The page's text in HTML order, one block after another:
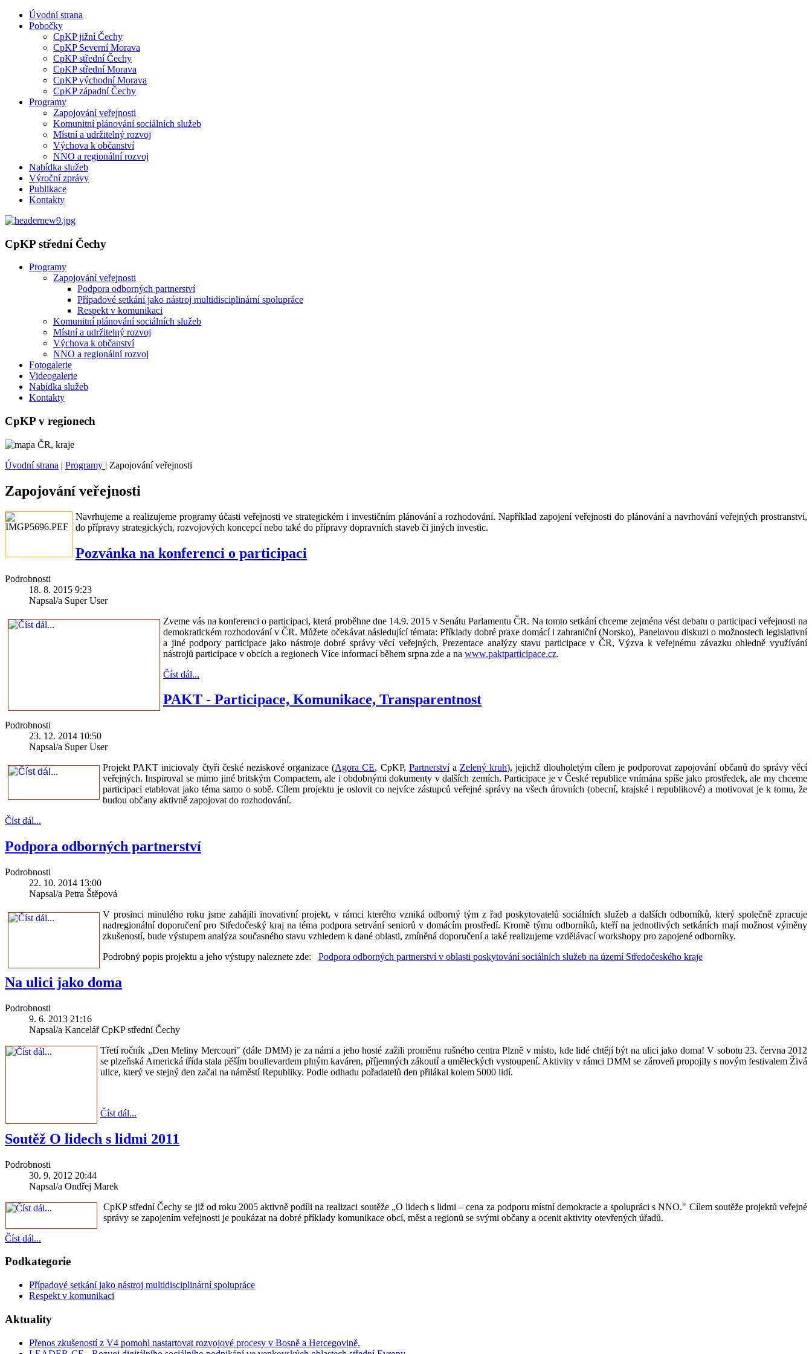
Úvodní strana
Pobočky
CpKP jižní Čechy
CpKP Severní Morava
CpKP střední Čechy
CpKP střední Morava
CpKP východní Morava
CpKP západní Čechy
Programy
Zapojování veřejnosti
Komunitní plánování sociálních služeb
Místní a udržitelný rozvoj
Výchova k občanství
NNO a regionální rozvoj
Nabídka služeb
Výroční zprávy
Publikace
Kontakty
CpKP střední Čechy
Programy
Zapojování veřejnosti
Podpora odborných partnerství
Případové setkání jako nástroj multidisciplinární spolupráce
Respekt v komunikaci
Komunitní plánování sociálních služeb
Místní a udržitelný rozvoj
Výchova k občanství
NNO a regionální rozvoj
Fotogalerie
Videogalerie
Nabídka služeb
Kontakty
CpKP v regionech
Úvodní strana | Programy | Zapojování veřejnosti
Zapojování veřejnosti
Navrhujeme a realizujeme programy účasti veřejnosti ve strategickém i investičním plánování a rozhodování. Například zapojení veřejnosti do plánování a navrhování veřejných prostranství,
do přípravy strategických, rozvojových koncepcí nebo také do přípravy dopravních staveb či jiných investic.
Pozvánka na konferenci o participaci
Podrobnosti
18. 8. 2015 9:23
Napsal/a Super User
Zveme vás na konferenci o participaci, která proběhne dne 14.9. 2015 v Senátu Parlamentu ČR. Na tomto setkání chceme zejména vést debatu o participaci veřejnosti na
demokratickém rozhodování v ČR. Můžete očekávat následující témata: Příklady dobré praxe domácí i zahraniční (Norsko), Panelovou diskuzi o možnostech legislativní
a jiné podpory participace jako nástroje dobré správy věcí veřejných, Prezentace analýzy stavu participace v ČR, Výzva k veřejnému závazku ohledně využívání
nástrojů participace v obcích a regionech Více informací během srpna zde a na www.paktparticipace.cz.
Číst dál...
PAKT - Participace, Komunikace, Transparentnost
Podrobnosti
23. 12. 2014 10:50
Napsal/a Super User
Projekt PAKT iniciovaly čtyři české neziskové organizace (Agora CE, CpKP, Partnerstvía Zelený kruh), jejichž dlouholetým cílem je podporovat zapojování občanů do správy věcí
veřejných. Inspiroval se mimo jiné britským Compactem, ale i obdobnými dokumenty v dalších zemích. Participace je v České republice vnímána spíše jako prostředek, ale my chceme
participaci etablovat jako téma samo o sobě. Cílem projektu je oslovit co nejvíce zástupců veřejné správy na všech úrovních (obecní, krajské i republikové) a motivovat je k tomu, že
budou občany aktivně zapojovat do rozhodování.
Číst dál...
Podpora odborných partnerství
Podrobnosti
22. 10. 2014 13:00
Napsal/a Petra Štěpová
V prosinci minulého roku jsme zahájili inovativní projekt, v rámci kterého vzniká odborný tým z řad poskytovatelů sociálních služeb a dalších odborníků, který společně zpracuje
nadregionální doporučení pro Středočeský kraj na téma podpora setrvání seniorů v domácím prostředí. Kromě týmu odborníků, kteří na jednotlivých setkáních mají možnost výměny
zkušeností, bude výstupem analýza současného stavu vzhledem k dané oblasti, zmíněná doporučení a také realizujeme vzdělávací workshopy pro zapojené odborníky.
Podrobný popis projektu a jeho výstupy naleznete zde: Podpora odborných partnerství v oblasti poskytování sociálních služeb na území Středočeského kraje
Na ulici jako doma
Podrobnosti
9. 6. 2013 21:16
Napsal/a Kancelář CpKP střední Čechy
Třetí ročník „Den Meliny Mercouri" (dále DMM) je za námi a jeho hosté zažili proměnu rušného centra Plzně v místo, kde lidé chtějí být na ulici jako doma! V sobotu 23. června 2012
se plzeňská Americká třída stala pěším boullevardem plným kaváren, příjemných zákoutí a uměleckých vystoupení. Aktivity v rámci DMM se zároveň propojily s novým festivalem Živá
ulice, který ve stejný den začal na náměstí Republiky. Podle odhadu pořadatelů den přilákal kolem 5000 lidí.
Číst dál...
Soutěž O lidech s lidmi 2011
Podrobnosti
30. 9. 2012 20:44
Napsal/a Ondřej Marek
CpKP střední Čechy se již od roku 2005 aktivně podíli na realizaci soutěže „O lidech s lidmi – cena za podporu místní demokracie a spolupráci s NNO." Cílem soutěže projektů veřejné
správy se zapojením veřejnosti je poukázat na dobré příklady komunikace obcí, měst a regionů se svými občany a ocenit aktivity otevřených úřadů.
Číst dál...
Podkategorie
Případové setkání jako nástroj multidisciplinární spolupráce
Respekt v komunikaci
Aktuality
Přenos zkušeností z V4 pomohl nastartovat rozvojové procesy v Bosně a Hercegovině.